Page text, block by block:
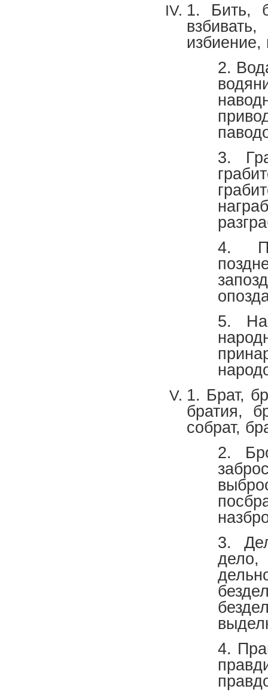
1. Бить,
избиение,
2.
3.
4.
5.
1. Брат,
братия,
собрат,
2.
3.
4.